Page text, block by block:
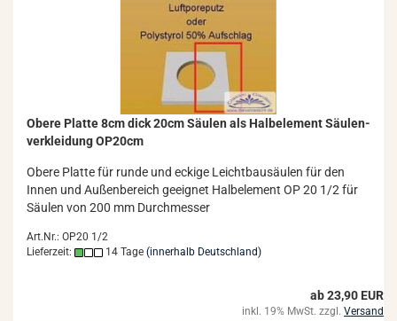
Obere Plat­te 8cm dick 20cm Säu­len als Halb­ele­ment Säu­len­
ver­klei­dung OP20cm
Obere Plat­te für runde und ecki­ge Leicht­bau­säu­len für den
Innen und Au­ßen­be­reich ge­eig­net Halb­ele­ment OP 20 1/2 für
Säu­len von 200 mm Durch­mes­ser
Art.Nr.: OP20 1/2
Lieferzeit:
14 Tage (innerhalb Deutschland)
ab 23,90 EUR
inkl. 19% MwSt. zzgl. Versand